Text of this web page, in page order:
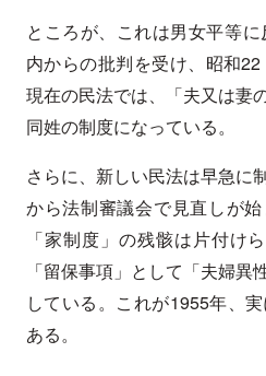
ところが、これは男女平等
内からの批判を受け、昭和
現在の民法では、「夫又は妻
同姓の制度になっている。
さらに、新しい民法は早急に
から法制審議会で見直しが
「家制度」の残骸は片付け
「留保事項」として「夫婦
している。これが1955年、
ある。